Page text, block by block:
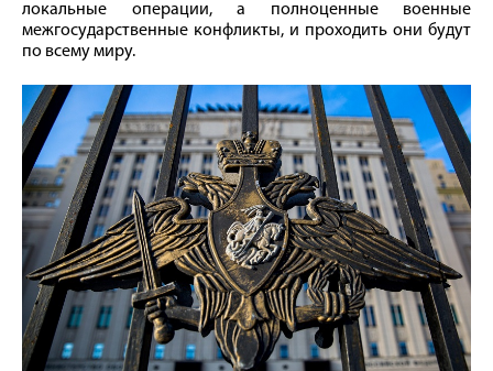
локальные операции, а полноценные военные
межгосударственные конфликты, и проходить они будут
по всему миру.